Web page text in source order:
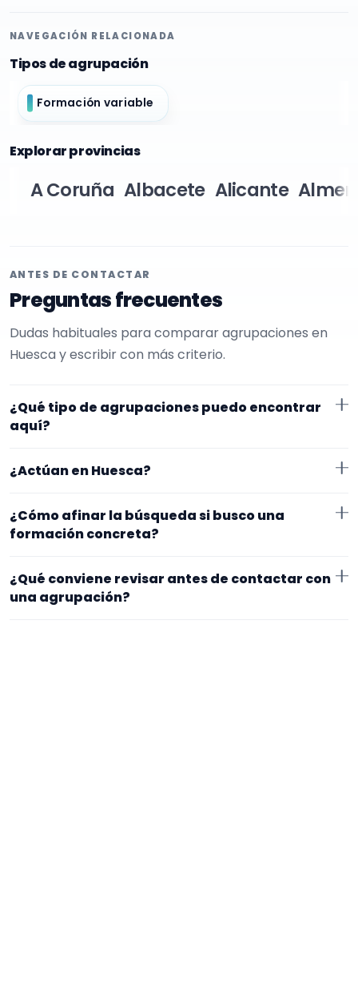
NAVEGACIÓN RELACIONADA
Tipos de agrupación
Formación variable
Explorar provincias
A Coruña Albacete Alicante
ANTES DE CONTACTAR
Preguntas frecuentes
Dudas habituales para comparar agrupaciones en
Huesca y escribir con más criterio.
¿Qué tipo de agrupaciones puedo encontrar
aquí?
Conviene comparar repertorio, tamaño de la
¿Actúan en Huesca?
trabajan en Huesca. Algunos son de la zona y otros se
exacto, horarios y posibles gastos.
¿Cómo afinar la búsqueda si busco una
formación concreta?
Empieza por el tipo de evento y la zona. Si ya sabes el
formato que te encaja, usa el filtro de tipo de
agrupación para quedarte con opciones más
¿Qué conviene revisar antes de contactar con
una agrupación?